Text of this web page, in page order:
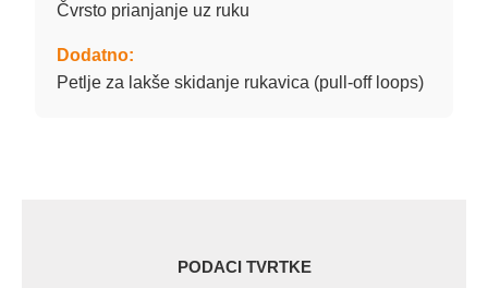
Čvrsto prianjanje uz ruku
Dodatno:
Petlje za lakše skidanje rukavica (pull-off loops)
PODACI TVRTKE